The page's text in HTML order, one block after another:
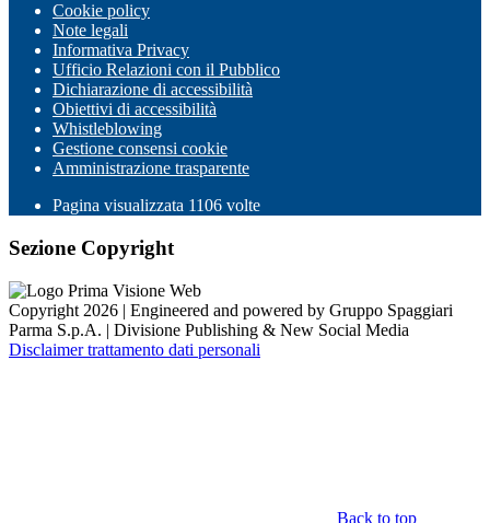
Cookie policy
Note legali
Informativa Privacy
Ufficio Relazioni con il Pubblico
Dichiarazione di accessibilità
Obiettivi di accessibilità
Whistleblowing
Gestione consensi cookie
Amministrazione trasparente
Pagina visualizzata 1106 volte
Sezione Copyright
Copyright 2026 | Engineered and powered by Gruppo Spaggiari
Parma S.p.A. | Divisione Publishing & New Social Media
Disclaimer trattamento dati personali
Back to top